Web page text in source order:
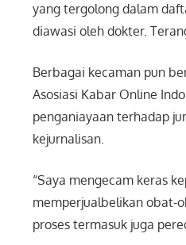
yang tergolong dalam
diawasi oleh dokter.
Berbagai kecaman pun
Asosiasi Kabar Online
penganiayaan terhadap
kejurnalisan.
“Saya mengecam keras
memperjualbelikan obat-
proses termasuk juga